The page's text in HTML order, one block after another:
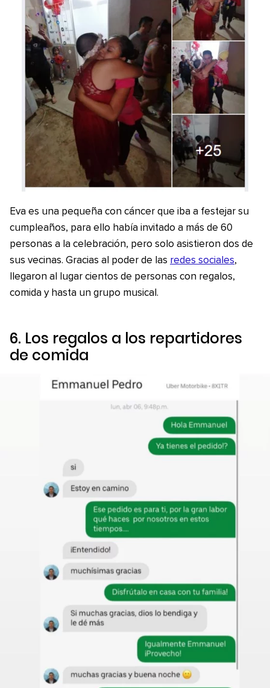
Eva es una pequeña con cáncer que iba a festejar su
cumpleaños, para ello había invitado a más de 60
personas a la celebración, pero solo asistieron dos de
sus vecinas. Gracias al poder de las redes sociales,
llegaron al lugar cientos de personas con regalos,
comida y hasta un grupo musical.
6. Los regalos a los repartidores
de comida